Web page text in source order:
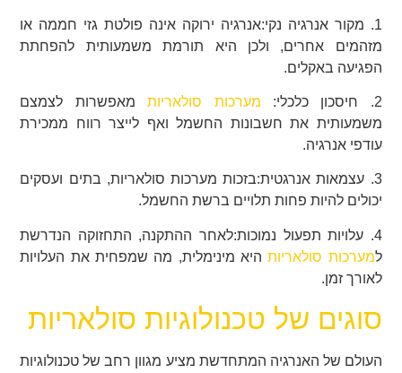
1. מקור אנרגיה נקי:אנרגיה ירוקה אינה פולטת גזי חממה או
מזהמים אחרים, ולכן היא תורמת משמעותית להפחתת
הפגיעה באקלים.
2. חיסכון כלכלי: מערכות סולאריותמאפשרות לצמצם
משמעותית את חשבונות החשמל ואף לייצר רווח ממכירת
עודפי אנרגיה.
3. עצמאות אנרגטית:בזכות מערכות סולאריות, בתים ועסקים
יכולים להיות פחות תלויים ברשת החשמל.
4. עלויות תפעול נמוכות:לאחר ההתקנה, התחזוקה הנדרשת
למערכות סולאריותהיא מינימלית, מה שמפחית את העלויות
לאורך זמן.
סוגים של טכנולוגיות סולאריות
העולם של האנרגיה המתחדשת מציע מגוון רחב של טכנולוגיות